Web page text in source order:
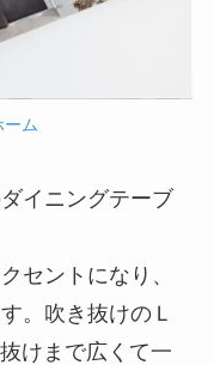
ム
イニングテーブ
セントになり、
。吹き抜けのＬ
けまで広くて一